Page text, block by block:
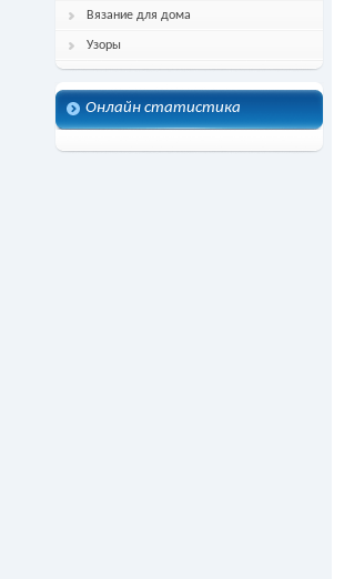
Вязание для дома
Узоры
Онлайн статистика